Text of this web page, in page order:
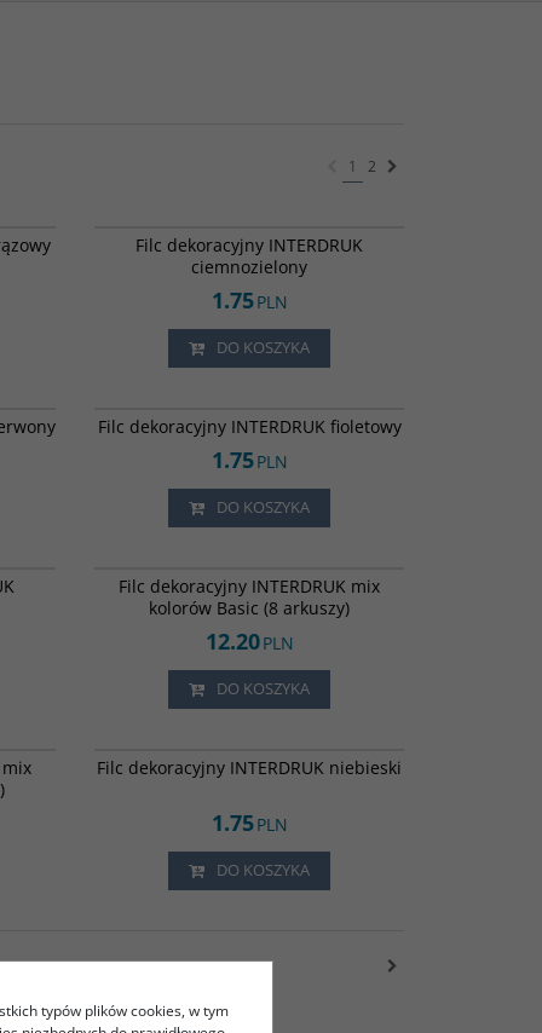
1 2
Filc dekoracyjny INTERDRUK
ciemnozielony
1.75PLN
DO KOSZYKA
Filc dekoracyjny INTERDRUK fioletowy
1.75PLN
DO KOSZYKA
Filc dekoracyjny INTERDRUK mix
kolorów Basic (8 arkuszy)
12.20PLN
DO KOSZYKA
mix
Filc dekoracyjny INTERDRUK niebieski
1.75PLN
DO KOSZYKA
typów plików cookies, w tym